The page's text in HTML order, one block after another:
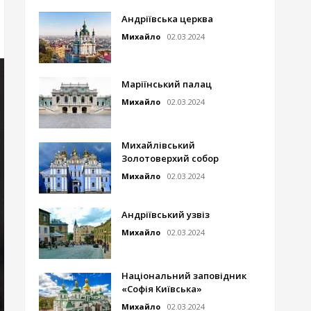
Андріївська церква
Михайло 02.03.2024
Маріїнський палац
Михайло 02.03.2024
Михайлівський
Золотоверхий собор
Михайло 02.03.2024
Андріївський узвіз
Михайло 02.03.2024
Національний заповідник
«Софія Київська»
Михайло 02.03.2024